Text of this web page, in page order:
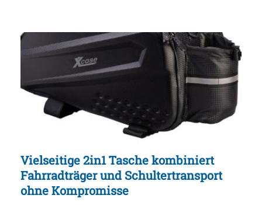
Vielseitige 2in1 Tasche kombiniert
Fahrradträger und Schultertransport
ohne Kompromisse